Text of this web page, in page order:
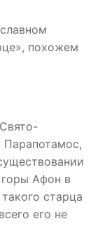
похожем
Парапотамос,
Афон в
старца
его не